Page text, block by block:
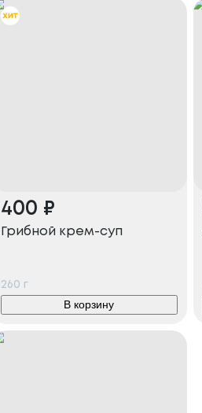
400 ₽
Грибной крем-суп
260 г
В корзину